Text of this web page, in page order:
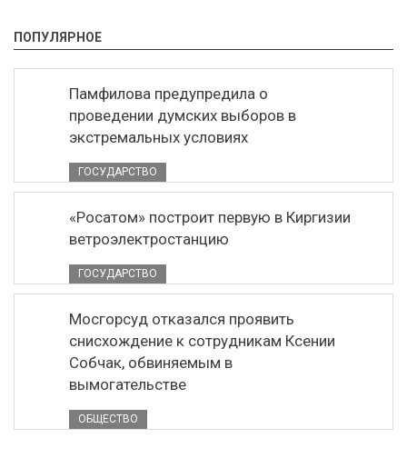
ПОПУЛЯРНОЕ
Памфилова предупредила о
проведении думских выборов в
экстремальных условиях
ГОСУДАРСТВО
«Росатом» построит первую в Киргизии
ветроэлектростанцию
ГОСУДАРСТВО
Мосгорсуд отказался проявить
снисхождение к сотрудникам Ксении
Собчак, обвиняемым в
вымогательстве
ОБЩЕСТВО